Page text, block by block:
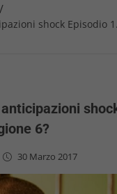
/
shock Episodio
6?
30 Marzo 2017